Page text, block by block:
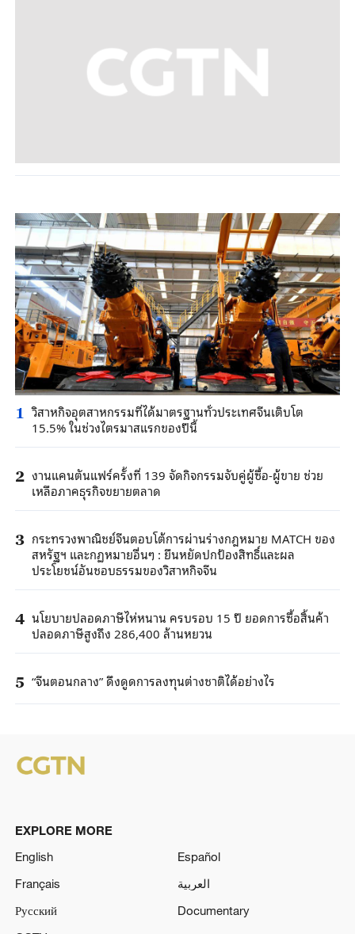
1 วิสาหกิจอุตสาหกรรมที่ได้มาตรฐานทั่วประเทศจีนเติบโต
15.5% ในช่วงไตรมาสแรกของปีนี้
2 งานแคนตันแฟร์ครั้งที่ 139 จัดกิจกรรมจับคู่ผู้ซื้อ-ผู้ขาย ช่วย
เหลือภาคธุรกิจขยายตลาด
3 กระทรวงพาณิชย์จีนตอบโต้การผ่านร่างกฎหมาย MATCH ของ
สหรัฐฯ และกฏหมายอื่นๆ : ยืนหยัดปกป้องสิทธิ์และผล
ประโยชน์อันชอบธรรมของวิสาหกิจจีน
4 นโยบายปลอดภาษีไห่หนาน ครบรอบ 15 ปี ยอดการซื้อสิ้นค้า
ปลอดภาษีสูงถึง 286,400 ล้านหยวน
5 “จีนตอนกลาง” ดึงดูดการลงทุนต่างชาติได้อย่างไร
EXPLORE MORE
English
Español
Français
العربية
Русский
Documentary